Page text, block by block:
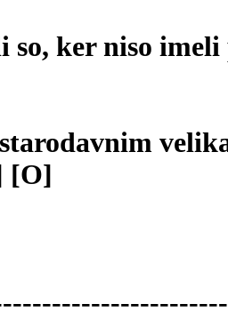
so, ker niso
[O]